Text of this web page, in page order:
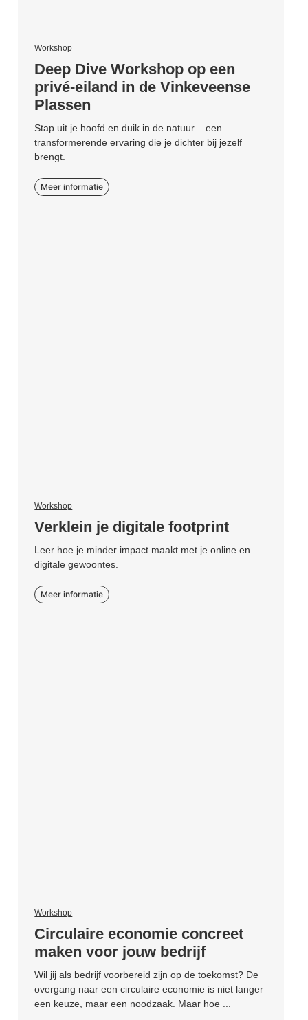
Workshop
Deep Dive Workshop op een
privé-eiland in de Vinkeveense
Plassen
Stap uit je hoofd en duik in de natuur – een
transformerende ervaring die je dichter bij jezelf
brengt.
Meer informatie
Workshop
Verklein je digitale footprint
Leer hoe je minder impact maakt met je online en
digitale gewoontes.
Meer informatie
Workshop
Circulaire economie concreet
maken voor jouw bedrijf
Wil jij als bedrijf voorbereid zijn op de toekomst? De
overgang naar een circulaire economie is niet langer
een keuze, maar een noodzaak. Maar hoe ...